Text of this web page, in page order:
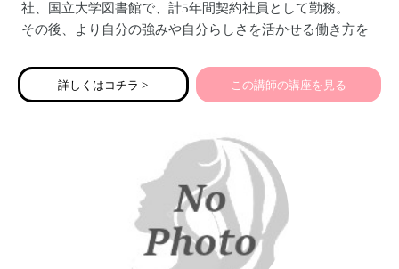
社、国立大学図書館で、計5年間契約社員として勤務。
その後、より自分の強みや自分らしさを活かせる働き方を
現在、事務的なサポートに留まらず全方位からきめ細かく
伴走サポートし、ビジネスの加速を戦略的に支援するフリ
詳しくはコチラ > この講師の講座を見る